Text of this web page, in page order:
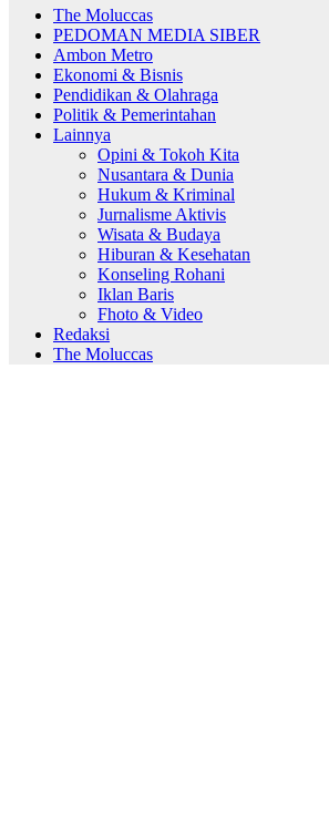
The Moluccas
PEDOMAN MEDIA SIBER
Ambon Metro
Ekonomi & Bisnis
Pendidikan & Olahraga
Politik & Pemerintahan
Lainnya
Opini & Tokoh Kita
Nusantara & Dunia
Hukum & Kriminal
Jurnalisme Aktivis
Wisata & Budaya
Hiburan & Kesehatan
Konseling Rohani
Iklan Baris
Fhoto & Video
Redaksi
The Moluccas